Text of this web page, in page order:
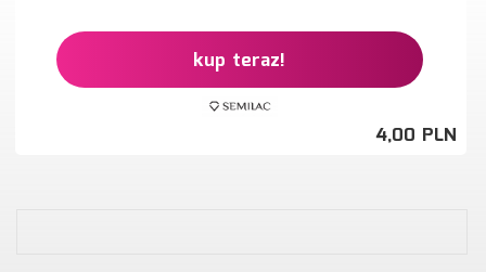
kup teraz!
4,00 PLN